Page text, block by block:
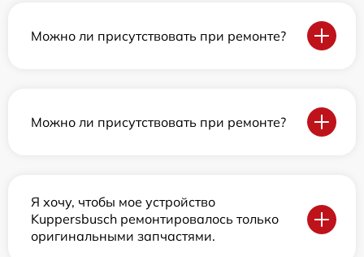
Можно ли присутствовать при ремонте?
Можно ли присутствовать при ремонте?
Я хочу, чтобы мое устройство
Kuppersbusch ремонтировалось только
оригинальными запчастями.